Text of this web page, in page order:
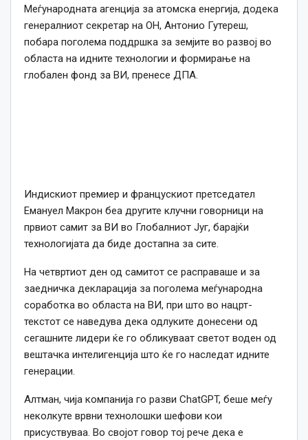
Меѓународната агенција за атомска енергија, додека
генералниот секретар на ОН, Антонио Гутереш,
побара поголема поддршка за земјите во развој во
областа на идните технологии и формирање на
глобален фонд за ВИ, пренесе ДПА.
Индискиот премиер и францускиот претседател
Емануел Макрон беа другите клучни говорници на
првиот самит за ВИ во Глобалниот Југ, барајќи
технологијата да биде достапна за сите.
На четвртиот ден од самитот се расправаше и за
заедничка декларација за поголема меѓународна
соработка во областа на ВИ, при што во нацрт-
текстот се наведува дека одлуките донесени од
сегашните лидери ќе го обликуваат светот воден од
вештачка интелигенција што ќе го наследат идните
генерации.
Алтман, чија компанија го разви ChatGPT, беше меѓу
неколкуте врвни технолошки шефови кои
присуствуваа. Во својот говор тој рече дека е